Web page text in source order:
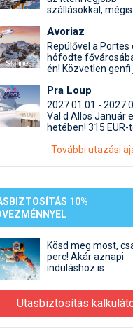
kapcsolatos kérdések és
beszélgetések
szállásokkal,
Avoriaz
Repülővel a Portes
hófödte
én! Közvetlen
Pra Loup
2027.01.01 -
Val d Allos Január
hetében! 315 EUR-
További utazási
10%
Kösd meg most,
perc! Akár aznapi
induláshoz is.
Utasbiztosítás